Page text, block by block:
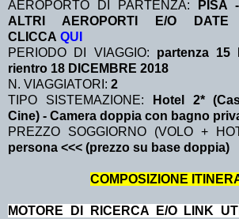
AEROPORTO DI PARTENZA:
PISA
ALTRI AEROPORTI E/O
CLICCA QUI
PERIODO DI VIAGGIO: partenza 15
rientro 18 DICEMBRE 2018
N. VIAGGIATORI: 2
TIPO SISTEMAZIONE:
Hotel 2*
Cine) - Camera doppia con bagno
PREZZO SOGGIORNO (VOLO +
persona <<< (prezzo su base doppia)
COMPOSIZIONE
MOTORE DI RICERCA E/O LINK